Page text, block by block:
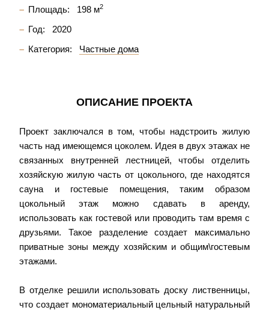
Площадь:
198 м2
Год:
2020
Категория:
Частные дома
ОПИСАНИЕ ПРОЕКТА
Проект заключался в том, чтобы надстроить жилую
часть над имеющемся цоколем. Идея в двух этажах не
связанных внутренней лестницей, чтобы отделить
хозяйскую жилую часть от цокольного, где находятся
сауна и гостевые помещения, таким образом
цокольный этаж можно сдавать в аренду,
использовать как гостевой или проводить там время с
друзьями. Такое разделение создает максимально
приватные зоны между хозяйским и общим\гостевым
этажами.
В отделке решили использовать доску лиственницы,
что создает мономатериальный цельный натуральный